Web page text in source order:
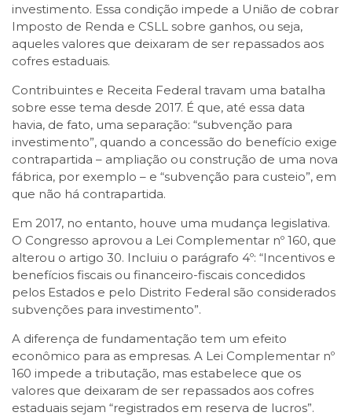
investimento. Essa condição impede a União de cobrar
Imposto de Renda e CSLL sobre ganhos, ou seja,
aqueles valores que deixaram de ser repassados aos
cofres estaduais.
Contribuintes e Receita Federal travam uma batalha
sobre esse tema desde 2017. É que, até essa data
havia, de fato, uma separação: “subvenção para
investimento”, quando a concessão do benefício exige
contrapartida – ampliação ou construção de uma nova
fábrica, por exemplo – e “subvenção para custeio”, em
que não há contrapartida.
Em 2017, no entanto, houve uma mudança legislativa.
O Congresso aprovou a Lei Complementar nº 160, que
alterou o artigo 30. Incluiu o parágrafo 4º: “Incentivos e
benefícios fiscais ou financeiro-fiscais concedidos
pelos Estados e pelo Distrito Federal são considerados
subvenções para investimento”.
A diferença de fundamentação tem um efeito
econômico para as empresas. A Lei Complementar nº
160 impede a tributação, mas estabelece que os
valores que deixaram de ser repassados aos cofres
estaduais sejam “registrados em reserva de lucros”.